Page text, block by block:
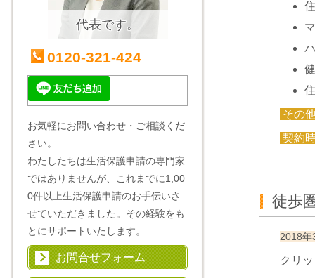
その
契約
徒歩
2018年
クリ
代表です。
0120-321-424
お気軽にお問い合わせ・ご相談くだ
さい。
わたしたちは生活保護申請の専門家
ではありませんが、これまでに1,00
0件以上生活保護申請のお手伝いさ
せていただきました。その経験をも
とにサポートいたします。
お問合せフォーム